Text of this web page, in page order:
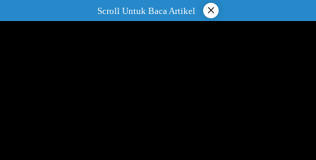
ke
Scroll Untuk Baca Artikel ×